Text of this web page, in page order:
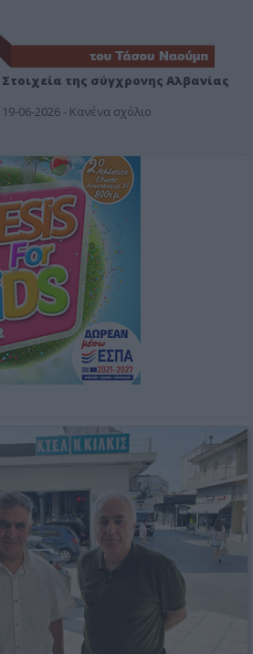
Στοιχεία της σύγχρονης Αλβανίας
19-06-2026 - Κανένα σχόλιο